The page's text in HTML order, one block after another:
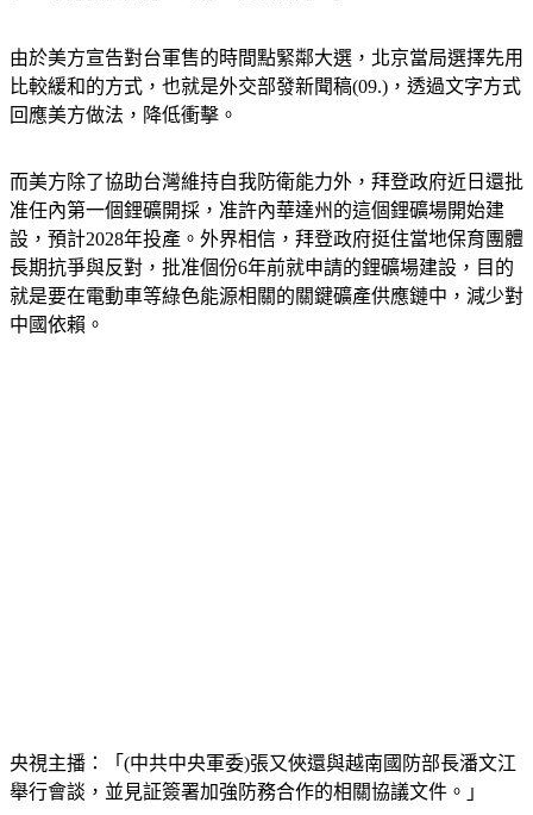
由於美方宣告對台軍售的時間點緊鄰大選，北京當局選擇先用
比較緩和的方式，也就是外交部發新聞稿(09.)，透過文字方式
回應美方做法，降低衝擊。
而美方除了協助台灣維持自我防衛能力外，拜登政府近日還批
准任內第一個鋰礦開採，准許內華達州的這個鋰礦場開始建
設，預計2028年投產。外界相信，拜登政府挺住當地保育團體
長期抗爭與反對，批准個份6年前就申請的鋰礦場建設，目的
就是要在電動車等綠色能源相關的關鍵礦產供應鏈中，減少對
中國依賴。
央視主播：「(中共中央軍委)張又俠還與越南國防部長潘文江
舉行會談，並見証簽署加強防務合作的相關協議文件。」